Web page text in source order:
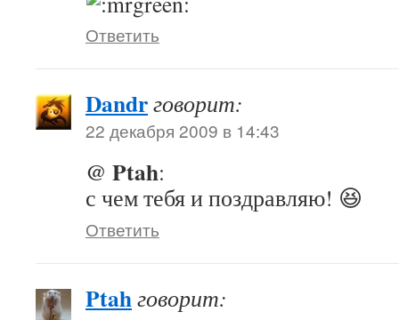
Ответить
Dandrговорит:
22 декабря 2009 в 14:43
@ Ptah:
с чем тебя и поздравляю! 😆
Ответить
Ptahговорит: